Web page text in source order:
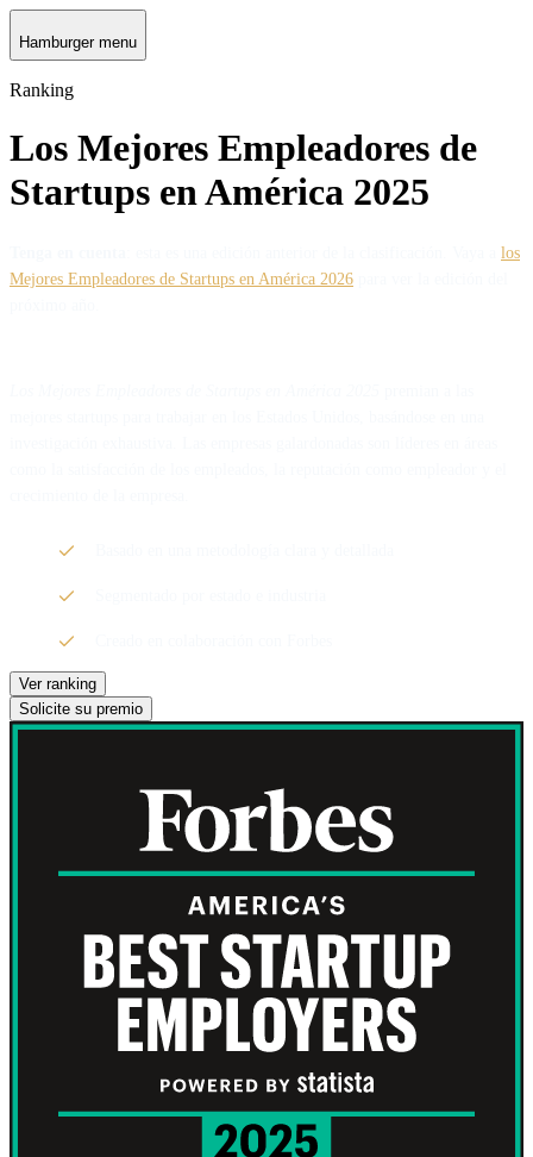
Hamburger menu
Ranking
Los Mejores Empleadores de
Startups en América 2025
los
Mejores Empleadores de Startups en América 2026
Ver ranking
Solicite su premio